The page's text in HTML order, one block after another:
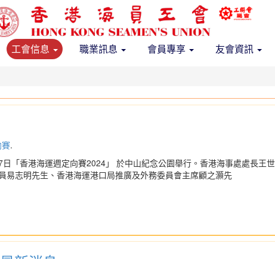
工會信息 職業訊息 會員專享 友會資訊
.
「香港海運週定向賽2024」 於中山紀念公園舉行。香港海事處處長王
易志明先生、香港海運港口局推廣及外務委員會主席顧之灝先